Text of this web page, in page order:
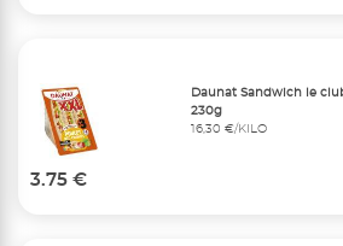
Daunat Sandwich le
230g
16,30 €/KILO
3.75 €